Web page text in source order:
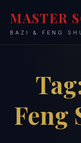
MASTER
BAZI & FENG
Feng